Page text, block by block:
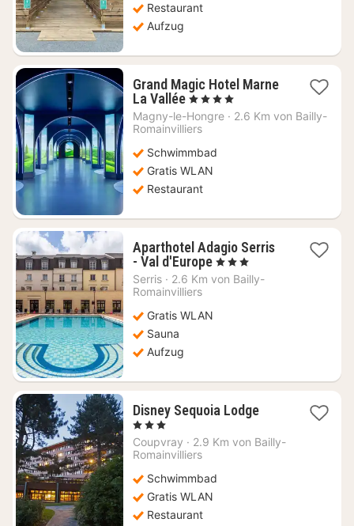
Restaurant
Aufzug
Grand Magic Hotel Marne
La Vallée1
Nacht
ab
€
, 4 Sterne
Magny-le-Hongre · 2.6 Km von Bailly-
Romainvilliers
Schwimmbad
Gratis WLAN
Restaurant
Aparthotel Adagio Serris
- Val d'Europe1
Nacht
, 3 Sterne
Serris · 2.6 Km von Bailly-
Romainvilliers
Gratis WLAN
Sauna
Aufzug
Disney Sequoia Lodge1
ab
317,45
, 3 Sterne
Coupvray · 2.9 Km von Bailly-
Romainvilliers
Schwimmbad
Gratis WLAN
Restaurant